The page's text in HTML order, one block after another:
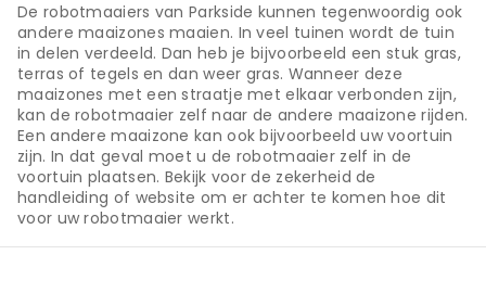
De robotmaaiers van Parkside kunnen tegenwoordig ook
andere maaizones maaien. In veel tuinen wordt de tuin
in delen verdeeld. Dan heb je bijvoorbeeld een stuk gras,
terras of tegels en dan weer gras. Wanneer deze
maaizones met een straatje met elkaar verbonden zijn,
kan de robotmaaier zelf naar de andere maaizone rijden.
Een andere maaizone kan ook bijvoorbeeld uw voortuin
zijn. In dat geval moet u de robotmaaier zelf in de
voortuin plaatsen. Bekijk voor de zekerheid de
handleiding of website om er achter te komen hoe dit
voor uw robotmaaier werkt.